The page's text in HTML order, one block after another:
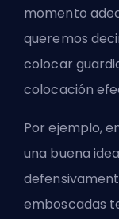
momento
queremos
colocar
colocación
Por ejemplo,
una buena
emboscadas